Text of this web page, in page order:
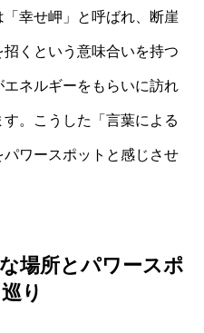
幸せ岬」と呼ばれ、断崖
くという意味合いを持つ
ネルギーをもらいに訪れ
。こうした「言葉による
ワースポットと感じさせ
場所とパワースポ
り